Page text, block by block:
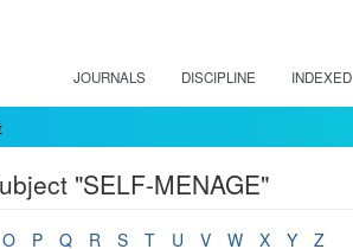
JOURNALS DISCIPLINE INDEXED
"SELF-MENAGE"
O P Q R S T U V W X Y
Z